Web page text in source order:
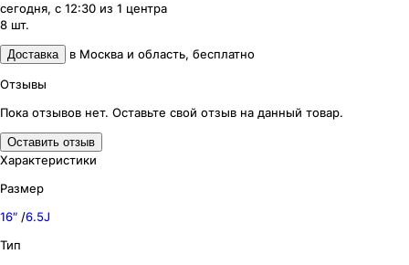
сегодня, с 12:30 из 1 центра
8 шт.
Доставка в Москва и область, бесплатно
Отзывы
Пока отзывов нет. Оставьте свой отзыв на данный товар.
Оставить отзыв
Характеристики
Размер
16″ /6.5J
Тип